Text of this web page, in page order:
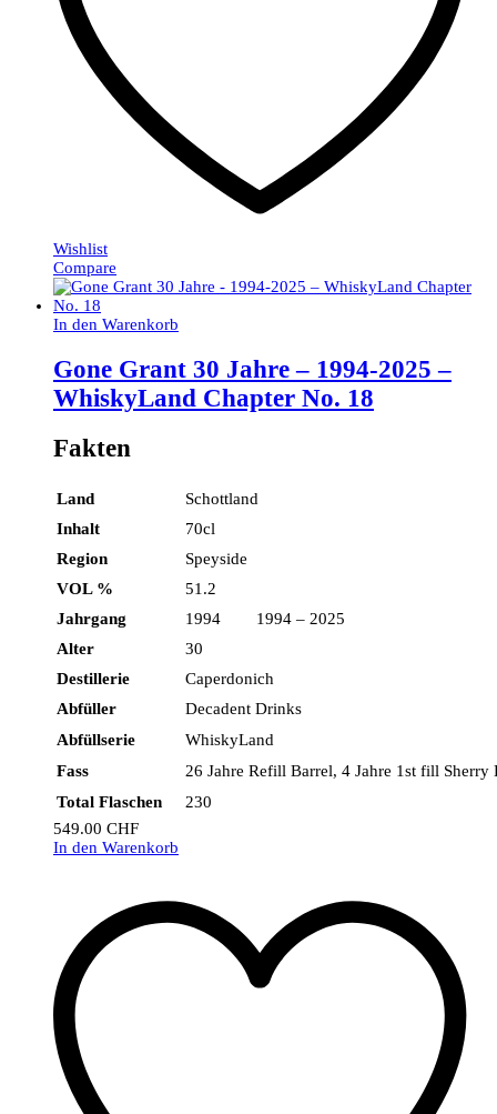
Wishlist
Compare
In den Warenkorb
Gone Grant 30 Jahre – 1994-2025 –
WhiskyLand Chapter No. 18
Fakten
Land
Schottland
Inhalt
70cl
Region
Speyside
VOL %
51.2
Jahrgang
1994 1994 – 2025
Alter
30
Destillerie
Caperdonich
Abfüller
Decadent Drinks
Abfüllserie
WhiskyLand
Fass
26 Jahre Refill Barrel, 4 Jahre 1st fill Sherry
Total Flaschen
230
549.00 CHF
In den Warenkorb